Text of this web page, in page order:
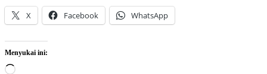
X Facebook WhatsApp
Menyukai ini:
Memuat...